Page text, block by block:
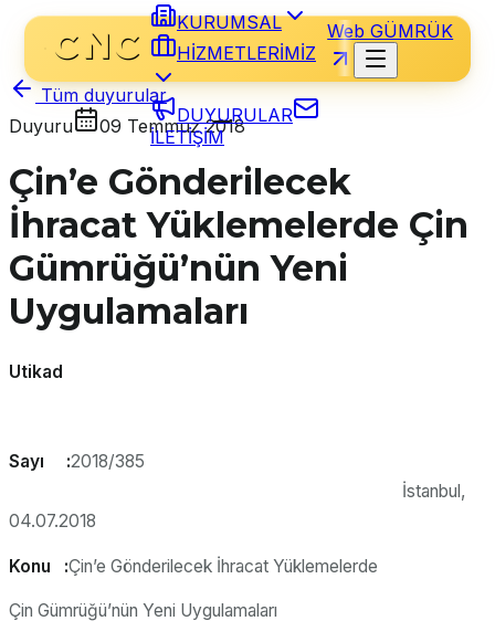
KURUMSAL
HİZMETLERİMİZ
DUYURULAR
İLETİŞİM
Web GÜMRÜK
Tüm duyurular
Duyuru
09 Temmuz 2018
Çin’e Gönderilecek
İhracat Yüklemelerde Çin
Gümrüğü’nün Yeni
Uygulamaları
Utikad
Sayı :2018/385
İstanbul,
04.07.2018
Konu :Çin’e Gönderilecek İhracat Yüklemelerde
Çin Gümrüğü’nün Yeni Uygulamaları